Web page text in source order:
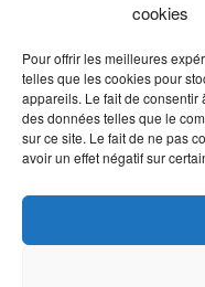
cookies
Pour offrir les meilleures
telles que les cookies pour
appareils. Le fait de consentir
des données telles que le
sur ce site. Le fait de ne pas
avoir un effet négatif sur
ADHÉRER AU
Abonnez-vous à notre
Inscrivez votre email
Alternative: